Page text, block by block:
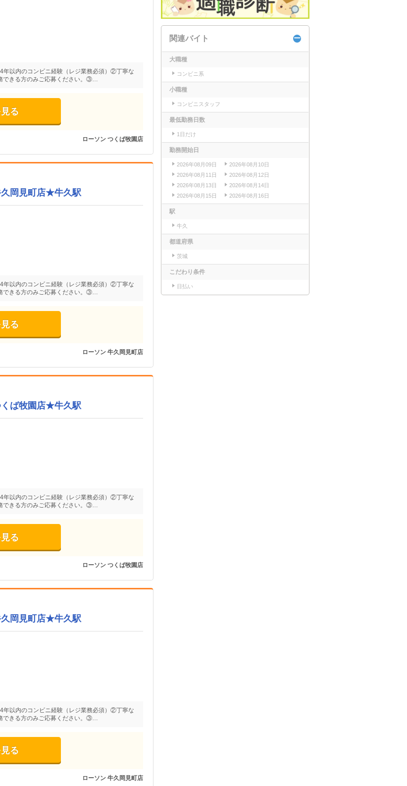
以内のコンビニ経験（レジ業務必須）②丁寧な
できる方のみご応募ください。③…
る
ローソン つくば牧園店
岡見町店★牛久駅
以内のコンビニ経験（レジ業務必須）②丁寧な
できる方のみご応募ください。③…
る
ローソン 牛久岡見町店
ば牧園店★牛久駅
以内のコンビニ経験（レジ業務必須）②丁寧な
できる方のみご応募ください。③…
る
ローソン つくば牧園店
岡見町店★牛久駅
以内のコンビニ経験（レジ業務必須）②丁寧な
できる方のみご応募ください。③…
る
ローソン 牛久岡見町店
関連バイト
大職種
コンビニ系
小職種
コンビニスタッフ
最低勤務日数
1日だけ
勤務開始日
2026年08月09日
2026年08月10日
2026年08月11日
2026年08月12日
2026年08月13日
2026年08月14日
2026年08月15日
2026年08月16日
駅
牛久
都道府県
茨城
こだわり条件
日払い